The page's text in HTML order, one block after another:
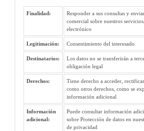
Finalidad:
Responder a sus consultas y
comercial sobre nuestros
electrónico
Legitimación: Consentimiento del interesado
Destinatarios:
Los datos no se transferirán a
obligación legal
Derechos:
Tiene derecho a acceder,
como otros derechos, como se
información adicional
Información
adicional:
Puede consultar información
sobre Protección de datos en
de privacidad